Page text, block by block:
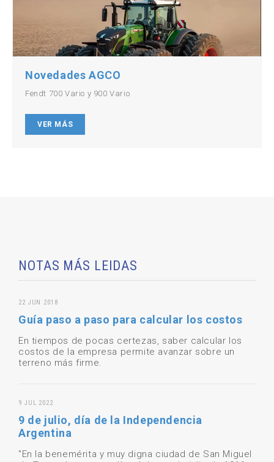
Novedades AGCO
Fendt 700 Vario y 900 Vario
VER MÁS
NOTAS MÁS LEIDAS
22 JUN 2018
Guía paso a paso para calcular los costos
En tiempos de pocas certezas, saber calcular los
costos de la empresa permite avanzar sobre un
terreno más firme.
9 JUL 2022
9 de julio, día de la Independencia
Argentina
"En la benemérita y muy digna ciudad de San Miguel